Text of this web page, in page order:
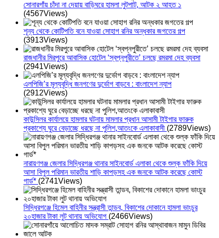
সোনারগাঁয় চাঁদা না দেয়ায় বাড়িঘরে হামলা লুটপাট, আটক ২ আহত ১
(4567Views)
শূন্য থেকে কোটিপতি বনে যাওয়া সোহাগ রনির অন্ধকার জগতের গল্প
(3913Views)
রাজধানীর মিরপুরে আবাসিক হোটেল ‘স্বপ্নপুরীতে’ চলছে রমরমা দেহ ব্যবসা
(2941Views)
এলপিজি’র মূল্যবৃদ্ধি জনগণের দুর্ভোগ বাড়বে : বাংলাদেশ ন্যাপ
(2912Views)
কাউন্সিলর কার্যালয়ে হামলার ঘটনায় মামলার প্রধান আসামী টাইগার ফারুক
প্রকাশ্যে ঘুরে বেড়াচ্ছে ধরছে না পুলিশ,আতংকে এলাকাবাসী (2789Views)
নারায়ণগঞ্জ জেলার সিদ্ধিরগঞ্জ থানার সাইনবোর্ড এলাকা থেকে শুল্ক ফাঁকি দিয়ে
আসা বিপুল পরিমান ভারতীয় শাড়ি কাপড়সহ এক জনকে আটক করেছে কোস্ট
গার্ড* (2741Views)
সিদ্ধিরগঞ্জে হিমেল বাহিনীর সন্ত্রাসী তান্ডব, বিকাশের দোকানে হামলা ভাংচুর
২০হাজার টাকা লুট থানায় অভিযোগ (2466Views)